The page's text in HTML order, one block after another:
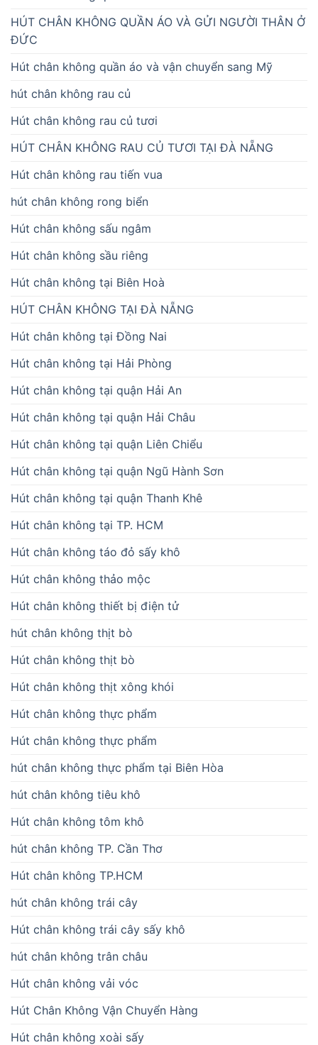
HÚT CHÂN KHÔNG QUẦN ÁO VÀ GỬI NGƯỜI THÂN Ở
ĐỨC
Hút chân không quần áo và vận chuyển sang Mỹ
hút chân không rau củ
Hút chân không rau củ tươi
HÚT CHÂN KHÔNG RAU CỦ TƯƠI TẠI ĐÀ NẴNG
Hút chân không rau tiến vua
hút chân không rong biển
Hút chân không sấu ngâm
Hút chân không sầu riêng
Hút chân không tại Biên Hoà
HÚT CHÂN KHÔNG TẠI ĐÀ NẴNG
Hút chân không tại Đồng Nai
Hút chân không tại Hải Phòng
Hút chân không tại quận Hải An
Hút chân không tại quận Hải Châu
Hút chân không tại quận Liên Chiểu
Hút chân không tại quận Ngũ Hành Sơn
Hút chân không tại quận Thanh Khê
Hút chân không tại TP. HCM
Hút chân không táo đỏ sấy khô
Hút chân không thảo mộc
Hút chân không thiết bị điện tử
hút chân không thịt bò
Hút chân không thịt bò
Hút chân không thịt xông khói
Hút chân không thực phẩm
Hút chân không thực phẩm
hút chân không thực phẩm tại Biên Hòa
hút chân không tiêu khô
Hút chân không tôm khô
hút chân không TP. Cần Thơ
Hút chân không TP.HCM
hút chân không trái cây
Hút chân không trái cây sấy khô
hút chân không trân châu
Hút chân không vải vóc
Hút Chân Không Vận Chuyển Hàng
Hút chân không xoài sấy